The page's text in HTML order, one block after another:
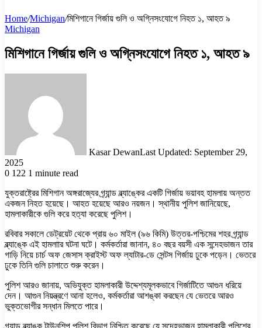
Home/Michigan/মিশিগানে গির্জায় গুলি ও অগ্নিসংযোগে নিহত ১, আহত ৯
Michigan
মিশিগানে গির্জায় গুলি ও অগ্নিসংযোগে নিহত ১, আহত ৯
Kasar DewanLast Updated: September 29,
2025
0 122 1 minute read
যুক্তরাষ্ট্রের মিশিগান অঙ্গরাজ্যের গ্র্যান্ড ব্ল্যাঙ্কের একটি গির্জায় ভয়াবহ হামলায় অন্তত
একজন নিহত হয়েছে। আহত হয়েছে আরও নয়জন। স্থানীয় পুলিশ জানিয়েছে,
হামলাকারীকে গুলি করে হত্যা করেছে পুলিশ।
রবিবার সকালে ডেট্রয়েট থেকে প্রায় ৬০ মাইল (৯৬ কিমি) উত্তর-পশ্চিমের শহর গ্র্যান্ড
ব্ল্যাঙ্কে এই হামলাার ঘটনা ঘটে। কর্মকর্তারা জানান, ৪০ বছর বয়সী এক সন্দেহভাজন তার
গাড়ি নিয়ে চার্চ অফ জেসাস ক্রাইস্ট অফ ল্যাটার-ডে সেন্টস গির্জায় ঢুকে পড়েন। ভেতরে
ঢুকে তিনি গুলি চালাতে শুরু করেন।
পুলিশ আরও জানায়, অভিযুক্ত হামলাকারী উদ্দেশ্যমূলকভাবে গির্জাটিতে আগুন ধরিয়ে
দেন। আগুন নিয়ন্ত্রণে আনা হলেও, কর্মকর্তারা আশঙ্কা করছেন যে ভেতরে আরও
ভুক্তভোগীর সন্ধান মিলতে পারে।
গ্র্যান্ড ব্ল্যাঙ্ক টাউনশিপ পুলিশ বিভাগ নিশ্চিত করেছে যে সন্দেহভাজন হামলাকারী পুলিশের